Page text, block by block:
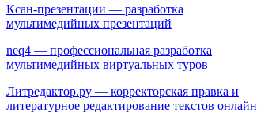
Ксан-презентации — разработка
мультимедийных презентаций
neq4 — профессиональная разработка
мультимедийных виртуальных туров
Литредактор.ру — корректорская правка и
литературное редактирование текстов онлайн